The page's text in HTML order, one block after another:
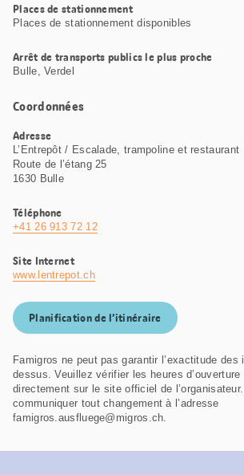
Places de stationnement
Places de stationnement disponibles
Arrêt de transports publics le plus proche
Bulle, Verdel
Coordonnées
Adresse
L’Entrepôt / Escalade, trampoline et restaurant
Route de l’étang 25
1630 Bulle
Téléphone
+41 26 913 72 12
Site Internet
www.lentrepot.ch
Planification de l’itinéraire
Famigros ne peut pas garantir l’exactitude des
dessus. Veuillez vérifier les heures
directement sur le site officiel de
communiquer tout changement à l’adresse
famigros.ausfluege@migros.ch.